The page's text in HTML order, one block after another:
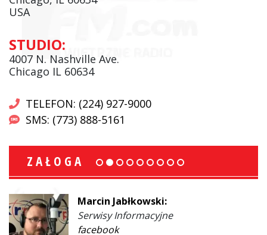
USA
STUDIO:
4007 N. Nashville Ave.
Chicago IL 60634
TELEFON: (224) 927-9000
SMS: (773) 888-5161
ZAŁOGA
Marcin Jabłkowski:
Serwisy Informacyjne
facebook